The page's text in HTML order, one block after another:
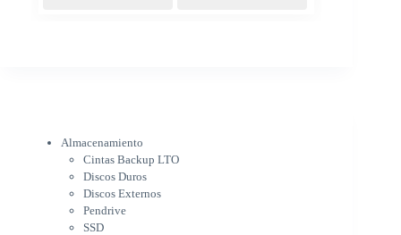
Cámaras
Cargadores
IOT
Pantalla de proyección
Pantallas
Almacenamiento
Cintas Backup LTO
Discos Duros
Discos Externos
Pendrive
SSD